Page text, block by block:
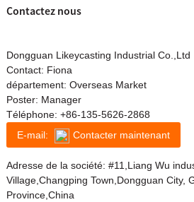
Contactez nous
Dongguan Likeycasting Industrial Co.,Ltd
Contact: Fiona
département: Overseas Market
Poster: Manager
Téléphone: +86-135-5626-2868
E-mail:
Contacter maintenant
Adresse de la société: #11,Liang Wu
Village,Changping Town,Dongguan City,
Province,China